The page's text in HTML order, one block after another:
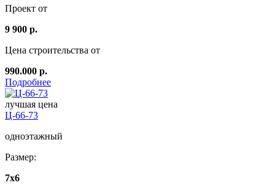
Проект от
9 900 р.
Цена строительства от
990.000 р.
Подробнее
лучшая цена
Ц-66-73
одноэтажный
Размер:
7x6